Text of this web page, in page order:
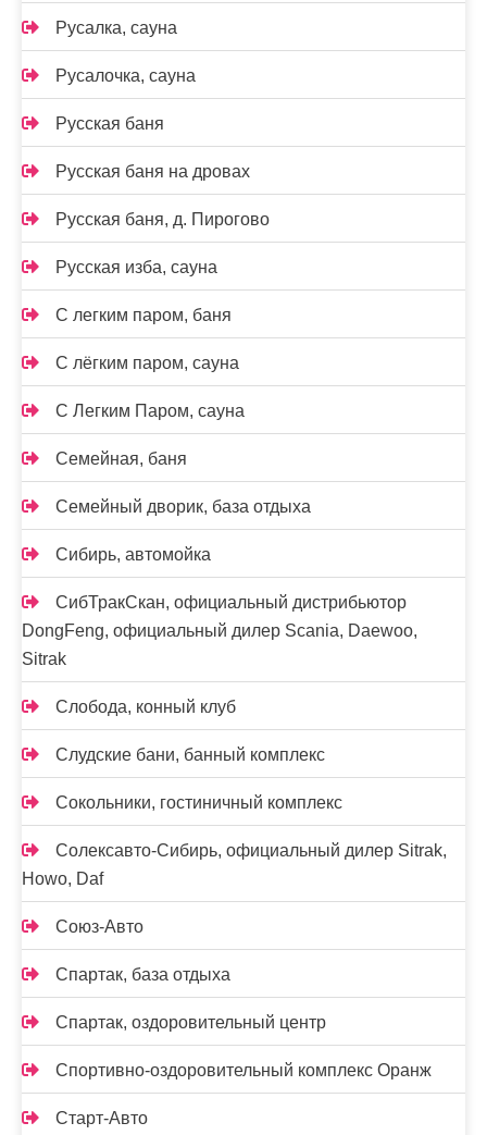
Русалка, сауна
Русалочка, сауна
Русская баня
Русская баня на дровах
Русская баня, д. Пирогово
Русская изба, сауна
С легким паром, баня
С лёгким паром, сауна
С Легким Паром, сауна
Семейная, баня
Семейный дворик, база отдыха
Сибирь, автомойка
СибТракСкан, официальный дистрибьютор
DongFeng, официальный дилер Scania, Daewoo,
Sitrak
Слобода, конный клуб
Слудские бани, банный комплекс
Сокольники, гостиничный комплекс
Солексавто-Сибирь, официальный дилер Sitrak,
Howo, Daf
Союз-Авто
Спартак, база отдыха
Спартак, оздоровительный центр
Спортивно-оздоровительный комплекс Оранж
Старт-Авто